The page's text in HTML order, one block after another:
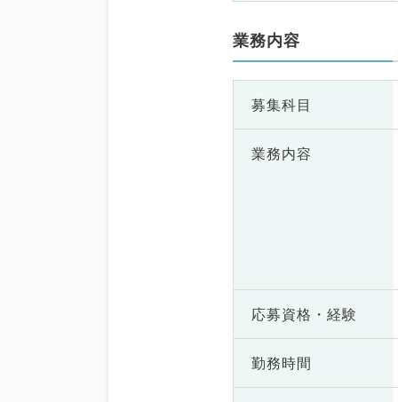
業務内容
募集科目
業務内容
応募資格・ 経験
勤務時間